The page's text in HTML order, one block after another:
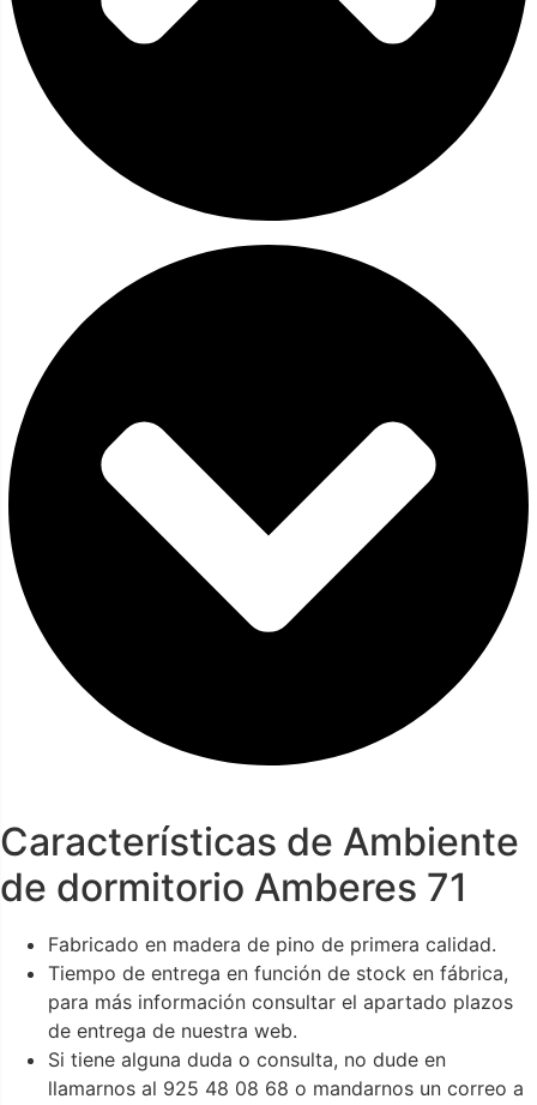
Características de Ambiente
de dormitorio Amberes 71
Fabricado en madera de pino de primera calidad.
Tiempo de entrega en función de stock en fábrica,
para más información consultar el apartado plazos
de entrega de nuestra web.
Si tiene alguna duda o consulta, no dude en
llamarnos al 925 48 08 68 o mandarnos un correo a